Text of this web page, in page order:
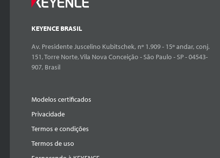
KEYENCE BRASIL
Av. Presidente Juscelino Kubitschek, nº 1.909 - 15º andar, conj.
151, Torre Norte, Vila Nova Conceição - São Paulo - SP - 04543-
907, Brasil
Modelos certificados
Privacidade
Termos e condições
Termos de uso